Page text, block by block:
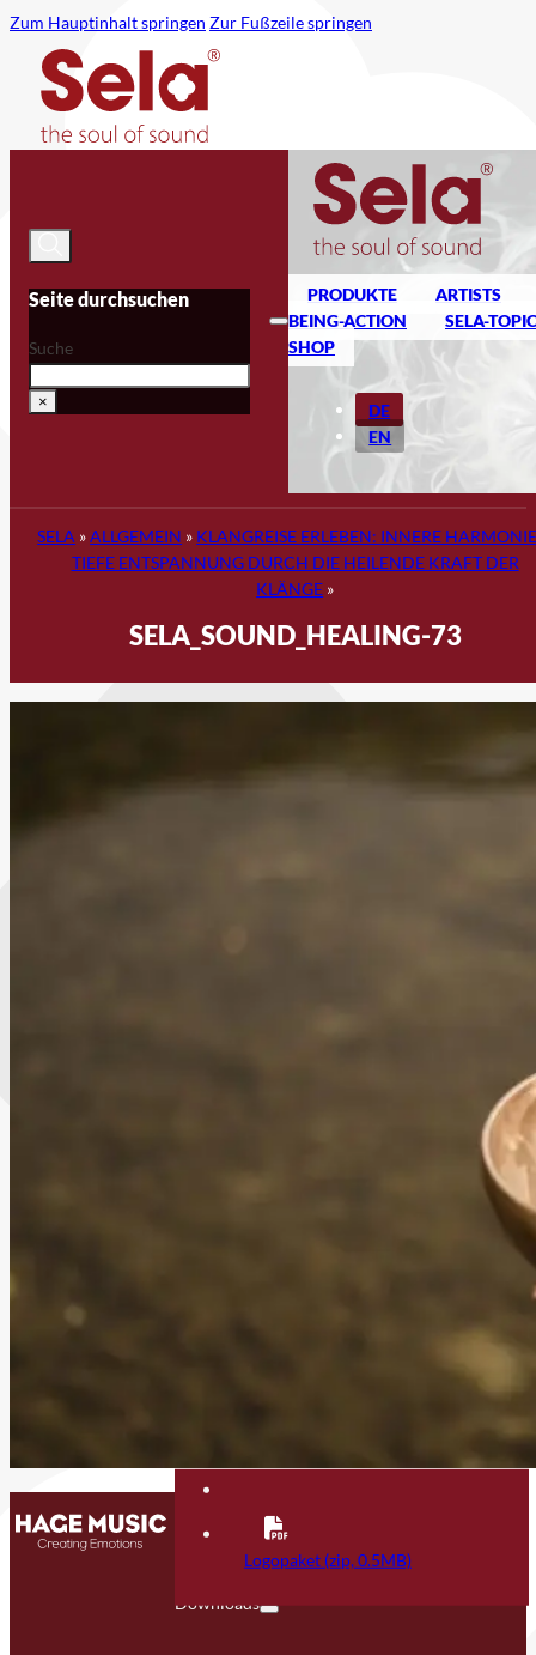
Zum Hauptinhalt springen Zur Fußzeile springen
Seite durchsuchen
Suche
×
PRODUKTE
ARTISTS
BEING-ACTION
SELA-
SHOP
DE
EN
SELA »ALLGEMEIN » KLANGREISE ERLEBEN: INNERE
TIEFE ENTSPANNUNG DURCH DIE HEILENDE KRAFT DER
KLÄNGE »
SELA_SOUND_HEALING-73
Downloads
Logopaket (zip, 0.5MB)